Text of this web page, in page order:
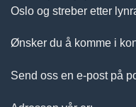
Oslo og streber etter
Ønsker du å komme i
Send oss en e-post på